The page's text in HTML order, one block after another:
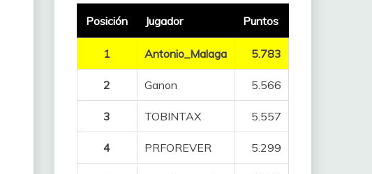
Posición Jugador Puntos
1 Antonio_Malaga 5.783
2 Ganon 5.566
3 TOBINTAX 5.557
4 PRFOREVER 5.299